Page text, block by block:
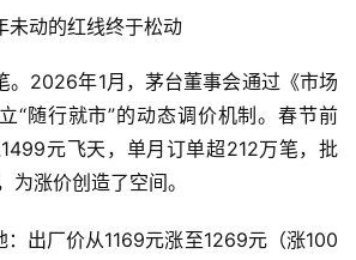
未动的红线终于松动
。2026年1月，茅台董事会通过《市场
“随行就市”的动态调价机制。春节前
元飞天，单月订单超212万笔，批
为涨价创造了空间。
出厂价从1169元涨至1269元（涨100